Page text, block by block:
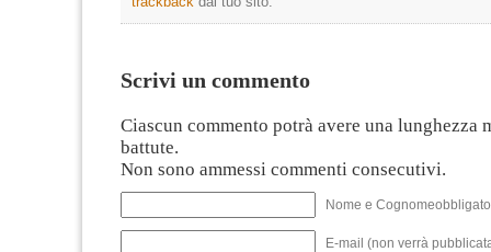
Scrivi un commento
Ciascun commento potrà avere una lunghezza
battute.
Non sono ammessi commenti consecutivi.
Nome e
E-mail (non verrà